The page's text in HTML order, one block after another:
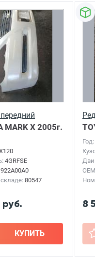
MARK X 2005г.
4GRFSE
80547
руб.
КУПИТЬ
Год:
8